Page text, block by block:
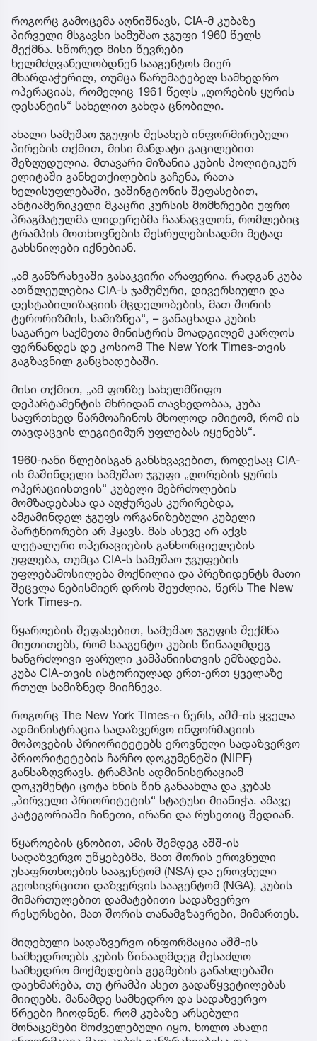
როგორც გამოცემა აღნიშნავს, CIA-მ კუბაზე
პირველი მსგავსი სამუშაო ჯგუფი 1960 წელს
შექმნა. სწორედ მისი წევრები
ხელმძღვანელობდნენ სააგენტოს მიერ
მხარდაჭერილ, თუმცა წარუმატებელ სამხედრო
ოპერაციას, რომელიც 1961 წელს „ღორების ყურის
დესანტის“ სახელით გახდა ცნობილი.
ახალი სამუშაო ჯგუფის შესახებ ინფორმირებული
პირების თქმით, მისი მანდატი გაცილებით
შეზღუდულია. მთავარი მიზანია კუბის პოლიტიკურ
ელიტაში განხეთქილების გაჩენა, რათა
ხელისუფლებაში, ვაშინგტონის შეფასებით,
ანტიამერიკელი მკაცრი კურსის მომხრეები უფრო
პრაგმატულმა ლიდერებმა ჩაანაცვლონ, რომლებიც
ტრამპის მოთხოვნების შესრულებისადმი მეტად
გახსნილები იქნებიან.
„ამ განზრახვაში გასაკვირი არაფერია, რადგან კუბა
ათწლეულებია CIA-ს ჯაშუშური, დივერსიული და
დესტაბილიზაციის მცდელობების, მათ შორის
ტერორიზმის, სამიზნეა“, – განაცხადა კუბის
საგარეო საქმეთა მინისტრის მოადგილემ კარლოს
ფერნანდეს დე კოსიომ The New York Times-თვის
გაგზავნილ განცხადებაში.
მისი თქმით, „ამ ფონზე სახელმწიფო
დეპარტამენტის მხრიდან თავხედობაა, კუბა
საფრთხედ წარმოაჩინოს მხოლოდ იმიტომ, რომ ის
თავდაცვის ლეგიტიმურ უფლებას იყენებს“.
1960-იანი წლებისგან განსხვავებით, როდესაც CIA-
ის მაშინდელი სამუშაო ჯგუფი „ღორების ყურის
ოპერაციისთვის“ კუბელი მებრძოლების
მომზადებასა და აღჭურვას კურირებდა,
ამჟამინდელ ჯგუფს ორგანიზებული კუბელი
პარტნიორები არ ჰყავს. მას ასევე არ აქვს
ლეტალური ოპერაციების განხორციელების
უფლება, თუმცა CIA-ს სამუშაო ჯგუფების
უფლებამოსილება მოქნილია და პრეზიდენტს მათი
შეცვლა ნებისმიერ დროს შეუძლია, წერს The New
York Times-ი.
წყაროების შეფასებით, სამუშაო ჯგუფის შექმნა
მიუთითებს, რომ სააგენტო კუბის წინააღმდეგ
ხანგრძლივი ფარული კამპანიისთვის ემზადება.
კუბა CIA-თვის ისტორიულად ერთ-ერთ ყველაზე
რთულ სამიზნედ მიიჩნევა.
როგორც The New York TImes-ი წერს, აშშ-ის ყველა
ადმინისტრაცია სადაზვერვო ინფორმაციის
მოპოვების პრიორიტეტებს ეროვნული სადაზვერვო
პრიორიტეტების ჩარჩო დოკუმენტში (NIPF)
განსაზღვრავს. ტრამპის ადმინისტრაციამ
დოკუმენტი ცოტა ხნის წინ განაახლა და კუბას
„პირველი პრიორიტეტის“ სტატუსი მიანიჭა. ამავე
კატეგორიაში ჩინეთი, ირანი და რუსეთიც შედიან.
წყაროების ცნობით, ამის შემდეგ აშშ-ის
სადაზვერვო უწყებებმა, მათ შორის ეროვნული
უსაფრთხოების სააგენტომ (NSA) და ეროვნული
გეოსივრცითი დაზვერვის სააგენტომ (NGA), კუბის
მიმართულებით დამატებითი სადაზვერვო
რესურსები, მათ შორის თანამგზავრები, მიმართეს.
მიღებული სადაზვერვო ინფორმაცია აშშ-ის
სამხედროებს კუბის წინააღმდეგ შესაძლო
სამხედრო მოქმედების გეგმების განახლებაში
დაეხმარება, თუ ტრამპი ასეთ გადაწყვეტილებას
მიიღებს. მანამდე სამხედრო და სადაზვერვო
წრეები ჩიოდნენ, რომ კუბაზე არსებული
მონაცემები მოძველებული იყო, ხოლო ახალი